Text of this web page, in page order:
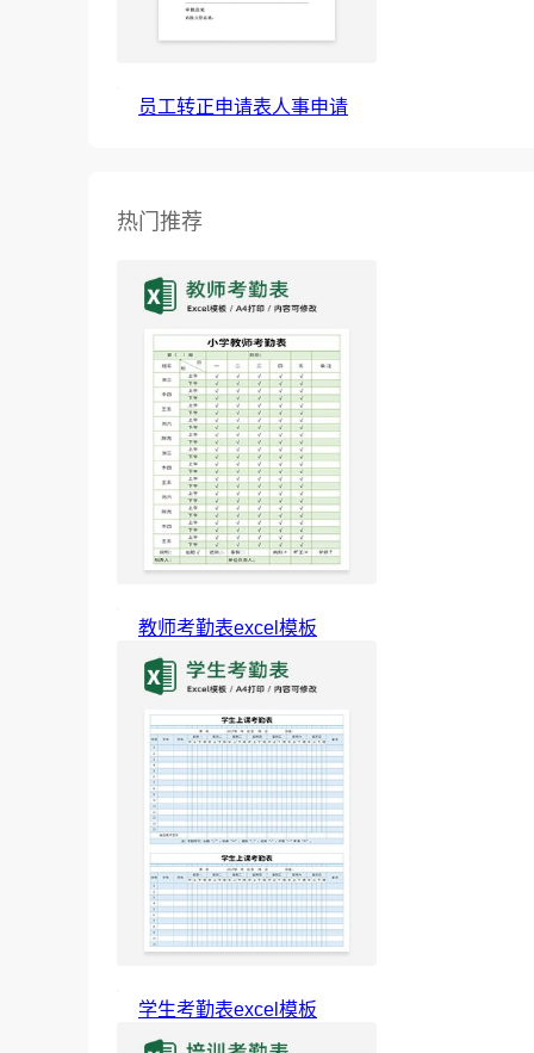
员工转正申请表人事申请
热门推荐
教师考勤表excel模板
学生考勤表excel模板